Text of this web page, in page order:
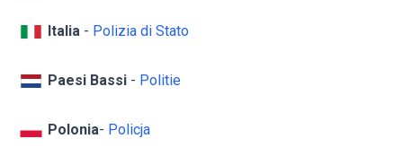
Italia - Polizia di Stato
Paesi Bassi - Politie
Polonia- Policja